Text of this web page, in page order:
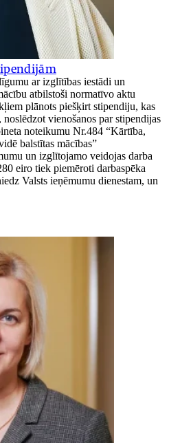
ar izglītības iestādi un
atbilstoši normatīvo aktu
plānots piešķirt stipendiju, kas
vienošanos par stipendijas
noteikumu Nr.484 “Kārtība,
balstītas mācības”
un izglītojamo veidojas darba
eiro tiek piemēroti darbaspēka
Valsts ieņēmumu dienestam, un